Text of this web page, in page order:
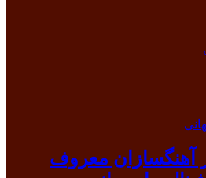
آهنگسازان معروف